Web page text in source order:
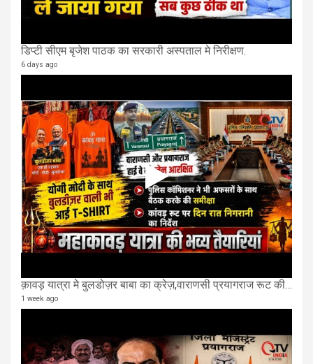
डिप्टी सीएम बृजेश पाठक का सरकारी अस्पताल मे निरीक्षण.
6 days ago
क़ावड़ यात्रा मे बुलडोज़र बाबा का क्रेज़,वाराणसी प्रयागराज रूट की एक लेन खाली की गई.
1 week ago